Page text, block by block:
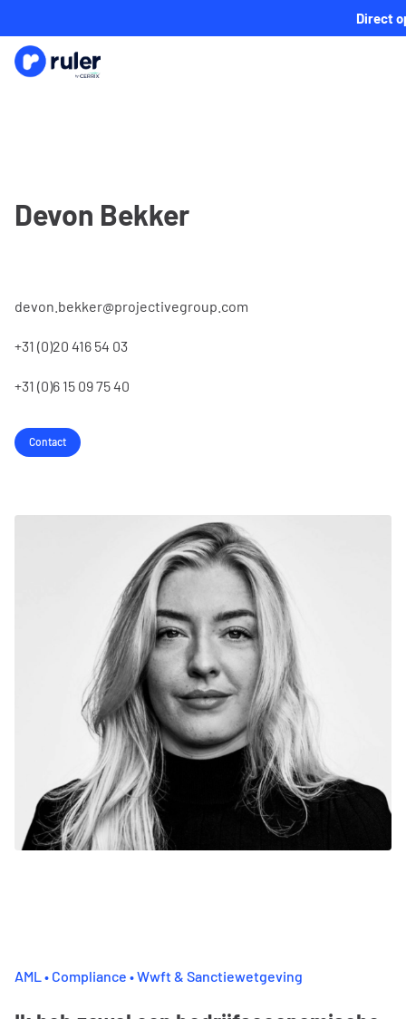
Direct
Devon Bekker
devon.bekker@projectivegroup.com
+31 (0)20 416 54 03
+31 (0)6 15 09 75 40
Contact
AML • Compliance • Wwft & Sanctiewetgeving